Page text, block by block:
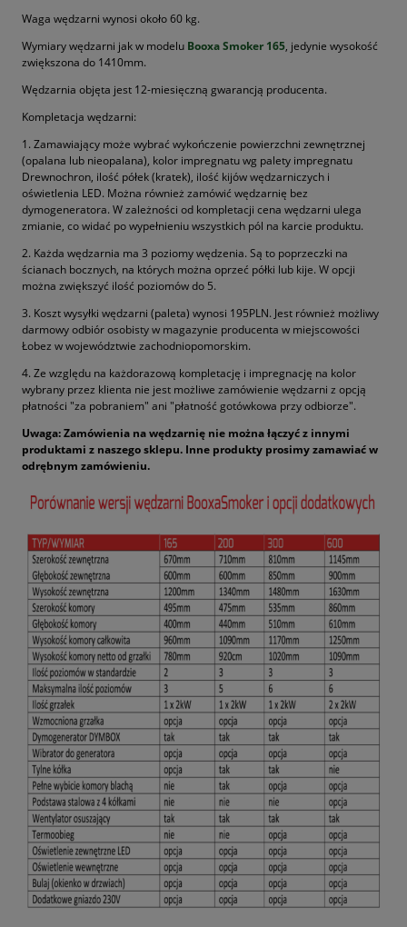
Waga wędzarni wynosi około 60 kg.
Wymiary wędzarni jak w modelu Booxa Smoker 165, jedynie wysokość
zwiększona do 1410mm.
Wędzarnia objęta jest 12-miesięczną gwarancją producenta.
Kompletacja wędzarni:
1. Zamawiający może wybrać wykończenie powierzchni zewnętrznej
(opalana lub nieopalana), kolor impregnatu wg palety impregnatu
Drewnochron, ilość półek (kratek), ilość kijów wędzarniczych i
oświetlenia LED. Można również zamówić wędzarnię bez
dymogeneratora. W zależności od kompletacji cena wędzarni ulega
zmianie, co widać po wypełnieniu wszystkich pól na karcie produktu.
2. Każda wędzarnia ma 3 poziomy wędzenia. Są to poprzeczki na
ścianach bocznych, na których można oprzeć półki lub kije. W opcji
można zwiększyć ilość poziomów do 5.
3. Koszt wysyłki wędzarni (paleta) wynosi 195PLN. Jest również możliwy
darmowy odbiór osobisty w magazynie producenta w miejscowości
Łobez w województwie zachodniopomorskim.
4. Ze względu na każdorazową kompletację i impregnację na kolor
wybrany przez klienta nie jest możliwe zamówienie wędzarni z opcją
płatności "za pobraniem" ani "płatność gotówkowa przy odbiorze".
Uwaga: Zamówienia na wędzarnię nie można łączyć z innymi
produktami z naszego sklepu. Inne produkty prosimy zamawiać w
odrębnym zamówieniu.